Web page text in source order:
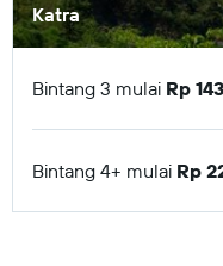
Katra
Bintang 3 mulai Rp
Bintang 4+ mulai Rp